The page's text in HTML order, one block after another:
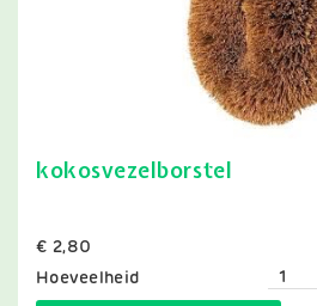
kokosvezelborstel
Prijs
€ 2,80
Hoeveelheid